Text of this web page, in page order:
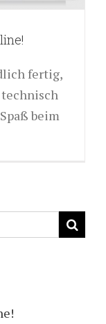
fertig,
beim